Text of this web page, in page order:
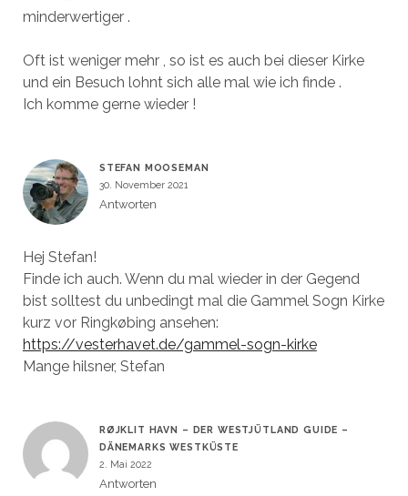
minderwertiger .
Oft ist weniger mehr , so ist es auch bei dieser Kirke
und ein Besuch lohnt sich alle mal wie ich finde .
Ich komme gerne wieder !
STEFAN MOOSEMAN
30. November 2021
Antworten
Hej Stefan!
Finde ich auch. Wenn du mal wieder in der Gegend
bist solltest du unbedingt mal die Gammel Sogn Kirke
kurz vor Ringkøbing ansehen:
https://vesterhavet.de/gammel-sogn-kirke
Mange hilsner, Stefan
RØJKLIT HAVN – DER WESTJÜTLAND GUIDE –
DÄNEMARKS WESTKÜSTE
2. Mai 2022
Antworten